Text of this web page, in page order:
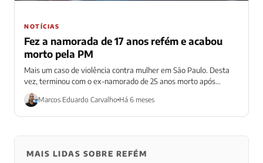
NOTÍCIAS
Fez a namorada de 17 anos refém e acabou
morto pela PM
Mais um caso de violência contra mulher em São Paulo. Desta
vez, terminou com o ex-namorado de 25 anos morto após
fazer...
Marcos Eduardo Carvalho Há 6 meses
MAIS LIDAS SOBRE REFÉM